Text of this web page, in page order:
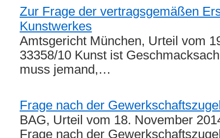
Zur Frage der vertragsgemäßen
Kunstwerkes
Amtsgericht München, Urteil vom
33358/10 Kunst ist
muss jemand,…
Frage nach der
BAG, Urteil vom 18. November
Frage nach der